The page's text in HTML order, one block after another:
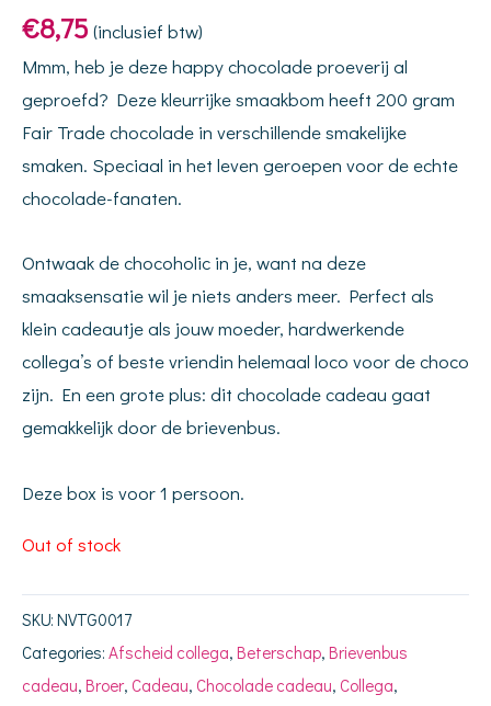
€8,75 (inclusief btw)
Mmm, heb je deze happy chocolade proeverij al
geproefd? Deze kleurrijke smaakbom heeft 200 gram
Fair Trade chocolade in verschillende smakelijke
smaken. Speciaal in het leven geroepen voor de echte
chocolade-fanaten.
Ontwaak de chocoholic in je, want na deze
smaaksensatie wil je niets anders meer. Perfect als
klein cadeautje als jouw moeder, hardwerkende
collega’s of beste vriendin helemaal loco voor de choco
zijn. En een grote plus: dit chocolade cadeau gaat
gemakkelijk door de brievenbus.
Deze box is voor 1 persoon.
Out of stock
SKU: NVTG0017
Categories: Afscheid collega, Beterschap, Brievenbus
cadeau, Broer, Cadeau, Chocolade cadeau, Collega,